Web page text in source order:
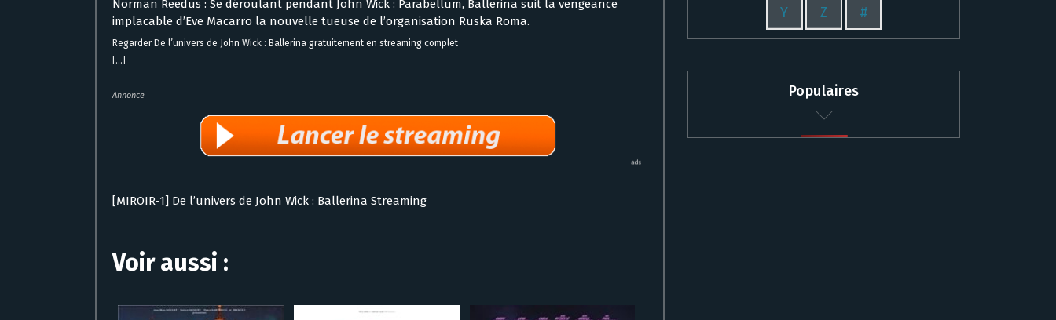
Norman Reedus : Se déroulant pendant John Wick : Parabellum, Ballerina suit la vengeance
implacable d’Eve Macarro la nouvelle tueuse de l’organisation Ruska Roma.
Regarder De l’univers de John Wick : Ballerina gratuitement en streaming complet
[...]
Annonce
[MIROIR-1] De l’univers de John Wick : Ballerina Streaming
Voir aussi :
Y Z #
Populaires